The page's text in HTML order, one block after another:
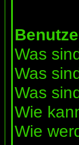
Was
Was
Was
Wie
Wie